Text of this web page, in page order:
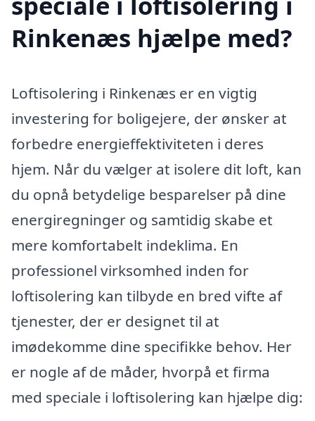
Rinkenæs hjælpe med?
Loftisolering i Rinkenæs er en vigtig
investering for boligejere, der ønsker at
forbedre energieffektiviteten i deres
hjem. Når du vælger at isolere dit loft, kan
du opnå betydelige besparelser på dine
energiregninger og samtidig skabe et
mere komfortabelt indeklima. En
professionel virksomhed inden for
loftisolering kan tilbyde en bred vifte af
tjenester, der er designet til at
imødekomme dine specifikke behov. Her
er nogle af de måder, hvorpå et firma
med speciale i loftisolering kan hjælpe dig: